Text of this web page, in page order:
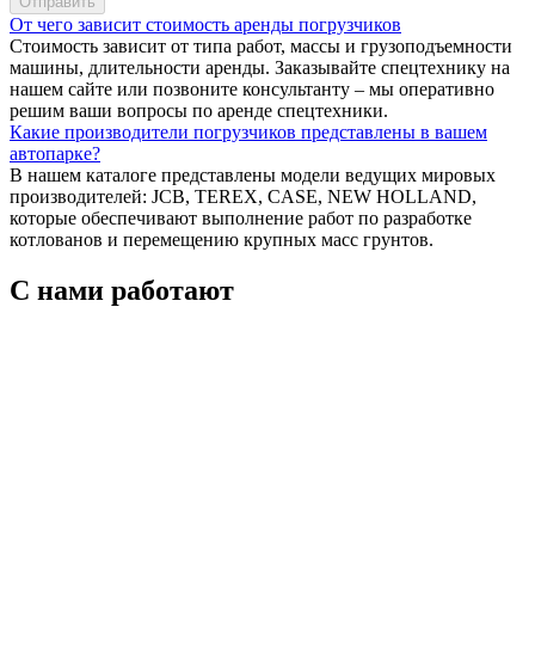
От чего зависит стоимость аренды погрузчиков
Стоимость зависит от типа работ, массы и грузоподъемности
машины, длительности аренды. Заказывайте спецтехнику на
нашем сайте или позвоните консультанту – мы оперативно
решим ваши вопросы по аренде спецтехники.
Какие производители погрузчиков представлены в вашем
автопарке?
В нашем каталоге представлены модели ведущих мировых
производителей: JCB, TEREX, CASE, NEW HOLLAND,
которые обеспечивают выполнение работ по разработке
котлованов и перемещению крупных масс грунтов.
С нами работают